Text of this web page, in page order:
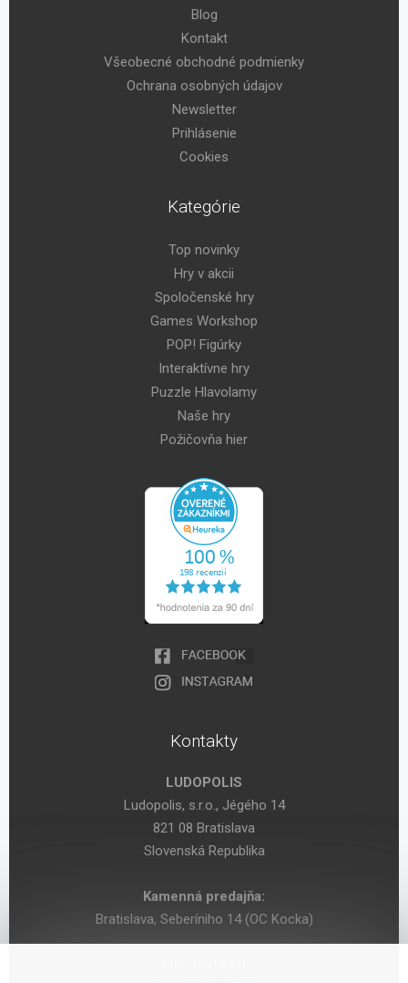
Blog
Kontakt
Všeobecné obchodné podmienky
Ochrana osobných údajov
Newsletter
Prihlásenie
Cookies
Kategórie
Top novinky
Hry v akcii
Spoločenské hry
Games Workshop
POP! Figúrky
Interaktívne hry
Puzzle Hlavolamy
Naše hry
Požičovňa hier
Kontakty
LUDOPOLIS
Ludopolis, s.r.o., Jégého 14
821 08 Bratislava
Slovenská Republika
Kamenná predajňa:
Bratislava, Seberíniho 14 (OC Kocka)